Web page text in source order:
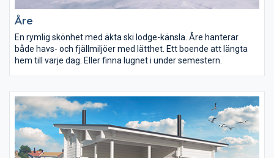
Åre
En rymlig skönhet med äkta ski lodge-känsla. Åre hanterar
både havs- och fjällmiljöer med lätthet. Ett boende att längta
hem till varje dag. Eller finna lugnet i under semestern.